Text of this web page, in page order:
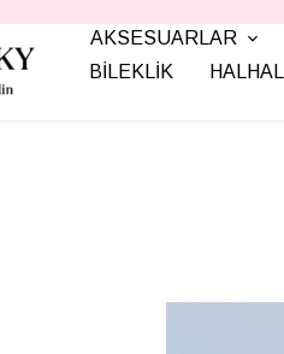
AKSESUARLAR
BİLEKLİK
HALHAL